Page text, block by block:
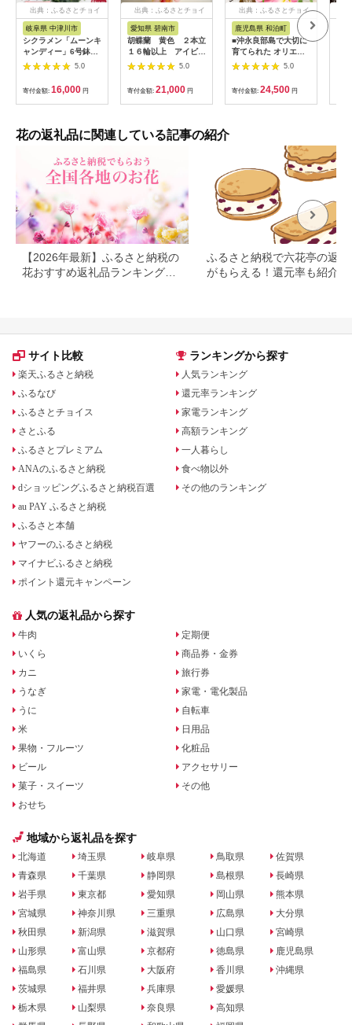
出典：ふるさとチョイ
岐阜県 中津川市
シクラメン「ムーンキ
ャンディー」6号鉢
（18cm） ますだ農園
【お届け：11月～12
月】 F4N-2806
5.0
寄付金額: 16,000 円
出典：ふるさとチョイ
愛知県 碧南市
胡蝶蘭 黄色 ２本立
１６輪以上 アイビー
入り
5.0
寄付金額: 21,000 円
出典：ふるさとチョイ
鹿児島県 和泊町
■沖永良部島で大切に
育てられた オリエン
タル・カサブランカの
花セット W008-
5.0
寄付金額: 24,500 円
花の返礼品に関連している記事の紹介
【2026年最新】ふるさと納税の
花おすすめ返礼品ランキング｜
ふるさと納税で六花亭の返礼
がもらえる！還元率も紹介
サイト比較
楽天ふるさと納税
ふるなび
ふるさとチョイス
さとふる
ふるさとプレミアム
ANAのふるさと納税
dショッピングふるさと納税百選
au PAY ふるさと納税
ふるさと本舗
ヤフーのふるさと納税
マイナビふるさと納税
ポイント還元キャンペーン
ランキングから探す
人気ランキング
還元率ランキング
家電ランキング
高額ランキング
一人暮らし
食べ物以外
その他のランキング
人気の返礼品から探す
牛肉
いくら
カニ
うなぎ
うに
米
果物・フルーツ
ビール
菓子・スイーツ
おせち
定期便
商品券・金券
旅行券
家電・電化製品
自転車
日用品
化粧品
アクセサリー
その他
地域から返礼品を探す
北海道
青森県
岩手県
宮城県
秋田県
山形県
福島県
茨城県
栃木県
埼玉県
千葉県
東京都
神奈川県
新潟県
富山県
石川県
福井県
山梨県
岐阜県
静岡県
愛知県
三重県
滋賀県
京都府
大阪府
兵庫県
奈良県
鳥取県
島根県
岡山県
広島県
山口県
徳島県
香川県
愛媛県
高知県
佐賀県
長崎県
熊本県
大分県
宮崎県
鹿児島県
沖縄県